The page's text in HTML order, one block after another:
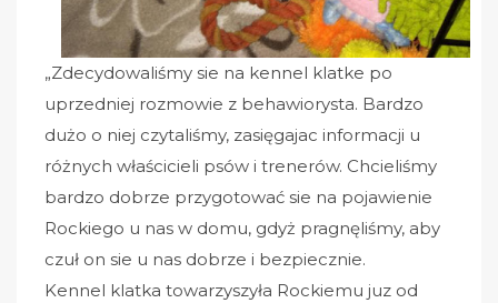
„Zdecydowaliśmy sie na kennel klatke po
uprzedniej rozmowie z behawiorysta. Bardzo
dużo o niej czytaliśmy, zasięgajac informacji u
różnych właścicieli psów i trenerów. Chcieliśmy
bardzo dobrze przygotować sie na pojawienie
Rockiego u nas w domu, gdyż pragnęliśmy, aby
czuł on sie u nas dobrze i bezpiecznie.
Kennel klatka towarzyszyła Rockiemu juz od